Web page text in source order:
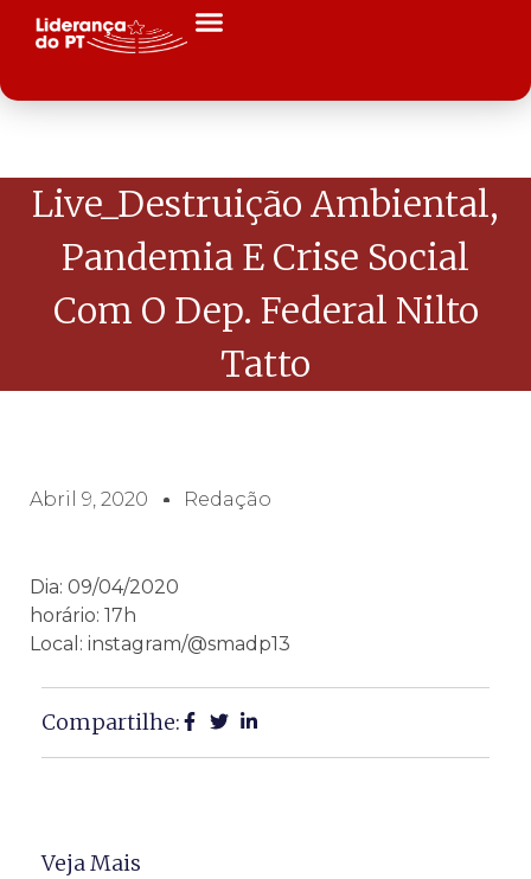
Live_Destruição Ambiental,
Pandemia E Crise Social
Com O Dep. Federal Nilto
Tatto
Abril 9, 2020 Redação
Dia: 09/04/2020
horário: 17h
Local: instagram/@smadp13
Compartilhe:
Veja Mais